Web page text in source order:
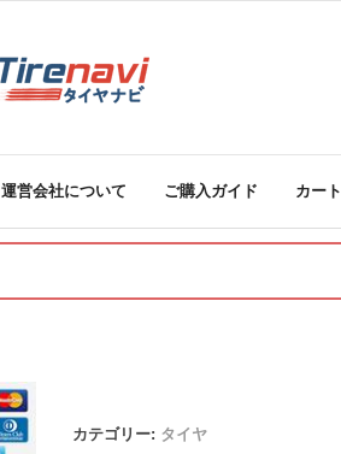
運営会社について ご購入ガイド カート
カテゴリー: タイヤ